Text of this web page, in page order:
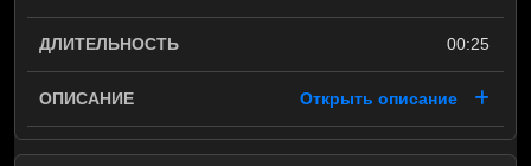
00:25
Открыть описание